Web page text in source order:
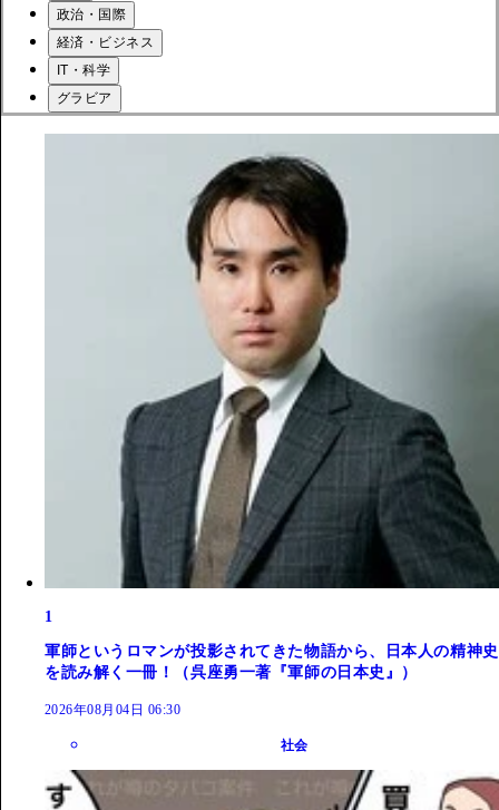
政治・国際
経済・ビジネス
IT・科学
グラビア
1
軍師というロマンが投影されてきた物語から、日本人の精神史
を読み解く一冊！（呉座勇一著『軍師の日本史』）
2026年08月04日 06:30
社会